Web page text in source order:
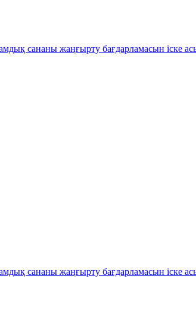
сананы жаңғырту бағдарламасын іске
сананы жаңғырту бағдарламасын іске